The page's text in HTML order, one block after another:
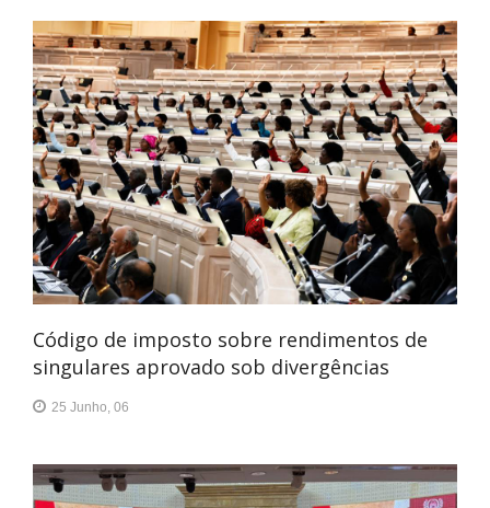
Código de imposto sobre rendimentos de
singulares aprovado sob divergências
25 Junho, 06